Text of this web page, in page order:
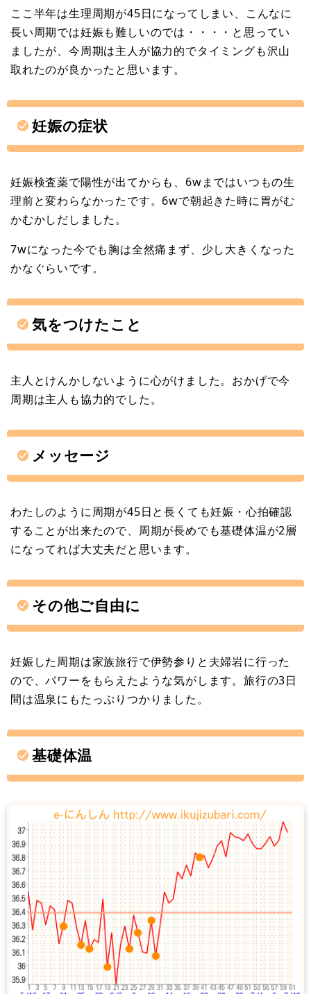
ここ半年は生理周期が45日になってしまい、こんなに
長い周期では妊娠も難しいのでは・・・・と思ってい
ましたが、今周期は主人が協力的でタイミングも沢山
取れたのが良かったと思います。
妊娠の症状
妊娠検査薬で陽性が出てからも、6wまではいつもの生
理前と変わらなかったです。6wで朝起きた時に胃がむ
かむかしだしました。
7wになった今でも胸は全然痛まず、少し大きくなった
かなぐらいです。
気をつけたこと
主人とけんかしないように心がけました。おかげで今
周期は主人も協力的でした。
メッセージ
わたしのように周期が45日と長くても妊娠・心拍確認
することが出来たので、周期が長めでも基礎体温が2層
になってれば大丈夫だと思います。
その他ご自由に
妊娠した周期は家族旅行で伊勢参りと夫婦岩に行った
ので、パワーをもらえたような気がします。旅行の3日
間は温泉にもたっぷりつかりました。
基礎体温